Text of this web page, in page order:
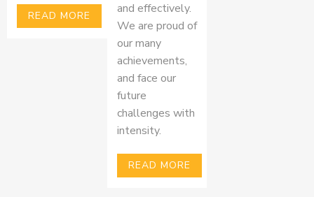
READ MORE
and effectively.
We are proud of
our many
achievements,
and face our
future
challenges with
intensity.
READ MORE